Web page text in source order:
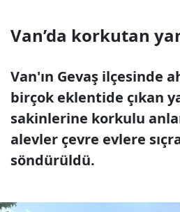
Van’da korkutan
Van'ın Gevaş ilçesinde
birçok eklentide çıkan
sakinlerine korkulu
alevler çevre evlere
söndürüldü.